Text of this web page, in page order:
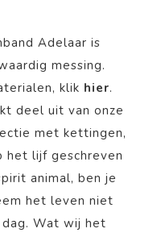
Adelaar is
messing.
klik hier.
deel uit van onze
met kettingen,
het lijf geschreven
animal, ben je
het leven niet
Wat wij het